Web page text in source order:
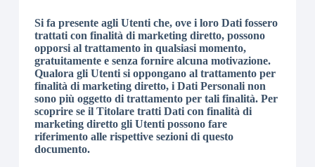
Si fa presente agli Utenti che, ove i loro Dati fossero
trattati con finalità di marketing diretto, possono
opporsi al trattamento in qualsiasi momento,
gratuitamente e senza fornire alcuna motivazione.
Qualora gli Utenti si oppongano al trattamento per
finalità di marketing diretto, i Dati Personali non
sono più oggetto di trattamento per tali finalità. Per
scoprire se il Titolare tratti Dati con finalità di
marketing diretto gli Utenti possono fare
riferimento alle rispettive sezioni di questo
documento.